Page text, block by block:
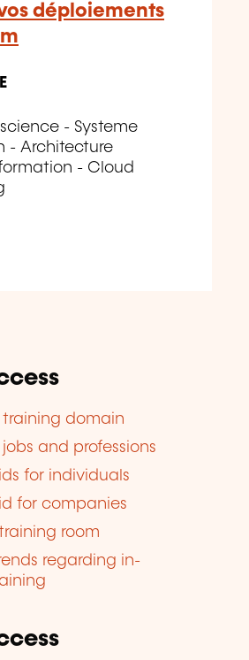
déploiements
- Systeme
- Architecture
- Cloud
training domain
and professions
for individuals
for companies
room
regarding in-